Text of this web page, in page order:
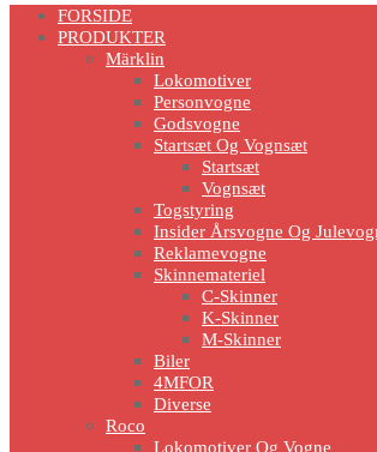
Up
FORSIDE
PRODUKTER
Märklin
Lokomotiver
Personvogne
Godsvogne
Startsæt Og Vognsæt
Startsæt
Vognsæt
Togstyring
Insider Årsvogne Og
Reklamevogne
Skinnemateriel
C-Skinner
K-Skinner
M-Skinner
Biler
4MFOR
Diverse
Roco
Lokomotiver Og Vogne